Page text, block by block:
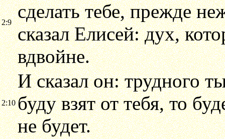
2:9
сделать тебе, прежде
сказал Елисей: дух,
вдвойне.
2:10
И сказал он: трудного
буду взят от тебя, то
не будет.